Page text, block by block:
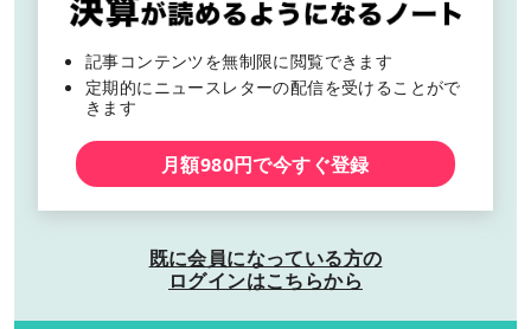
記事コンテンツを無制限に閲覧できます
定期的にニュースレターの配信を受けることがで
きます
月額980円で今すぐ登録
既に会員になっている方の
ログインはこちらから